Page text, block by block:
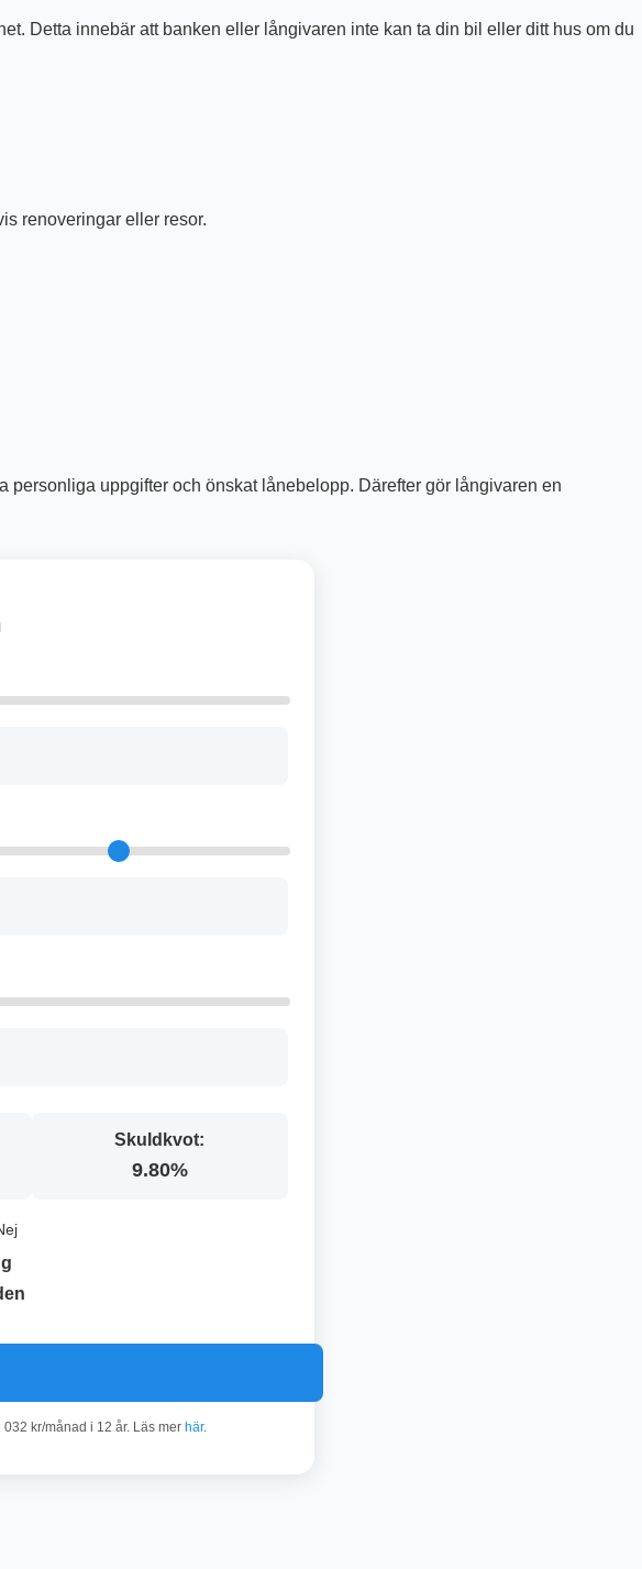
Detta innebär att banken eller långivaren inte kan ta din bil eller ditt hus om du
renoveringar eller resor.
uppgifter och önskat lånebelopp. Därefter gör långivaren en
Skuldkvot:
9.80%
kr/månad i 12 år. Läs mer här.